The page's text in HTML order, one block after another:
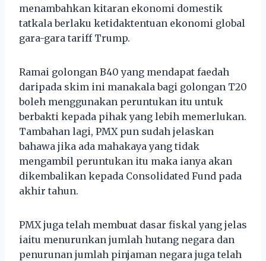
menambahkan kitaran ekonomi domestik
tatkala berlaku ketidaktentuan ekonomi global
gara-gara tariff Trump.
Ramai golongan B40 yang mendapat faedah
daripada skim ini manakala bagi golongan T20
boleh menggunakan peruntukan itu untuk
berbakti kepada pihak yang lebih memerlukan.
Tambahan lagi, PMX pun sudah jelaskan
bahawa jika ada mahakaya yang tidak
mengambil peruntukan itu maka ianya akan
dikembalikan kepada Consolidated Fund pada
akhir tahun.
PMX juga telah membuat dasar fiskal yang jelas
iaitu menurunkan jumlah hutang negara dan
penurunan jumlah pinjaman negara juga telah